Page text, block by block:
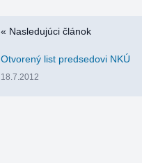
« Nasledujúci článok
Otvorený list predsedovi NKÚ
18.7.2012